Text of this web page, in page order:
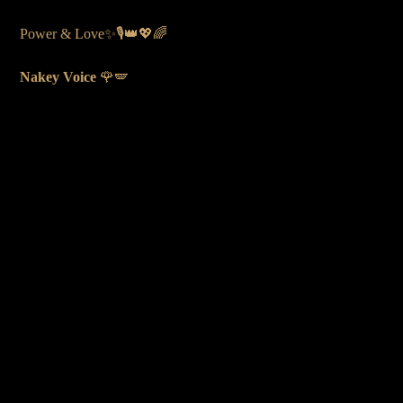
Power & Love✨🎙️👑💖🌈
Nakey Voice 🌹🪽